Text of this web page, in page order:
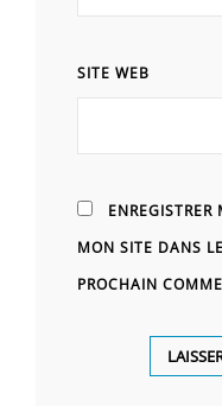
SITE WEB
MON SITE DANS
PROCHAIN